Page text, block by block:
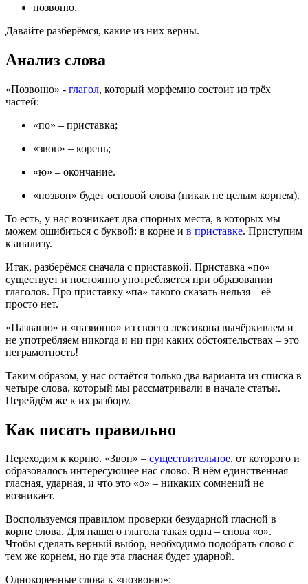
позвоню.
Давайте разберёмся, какие из них верны.
Анализ слова
«Позвоню» - глагол, который морфемно состоит из трёх
частей:
«по» – приставка;
«звон» – корень;
«ю» – окончание.
«позвон» будет основой слова (никак не целым корнем).
То есть, у нас возникает два спорных места, в которых мы
можем ошибиться с буквой: в корне и в приставке. Приступим
к анализу.
Итак, разберёмся сначала с приставкой. Приставка «по»
существует и постоянно употребляется при образовании
глаголов. Про приставку «па» такого сказать нельзя – её
просто нет.
«Пазваню» и «пазвоню» из своего лексикона вычёркиваем и
не употребляем никогда и ни при каких обстоятельствах – это
неграмотность!
Таким образом, у нас остаётся только два варианта из списка в
четыре слова, который мы рассматривали в начале статьи.
Перейдём же к их разбору.
Как писать правильно
Переходим к корню. «Звон» – существительное, от которого и
образовалось интересующее нас слово. В нём единственная
гласная, ударная, и что это «о» – никаких сомнений не
возникает.
Воспользуемся правилом проверки безударной гласной в
корне слова. Для нашего глагола такая одна – снова «о».
Чтобы сделать верный выбор, необходимо подобрать слово с
тем же корнем, но где эта гласная будет ударной.
Однокоренные слова к «позвоню»: